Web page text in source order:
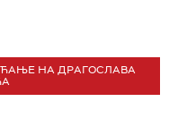
НА ДРАГОСЛАВА